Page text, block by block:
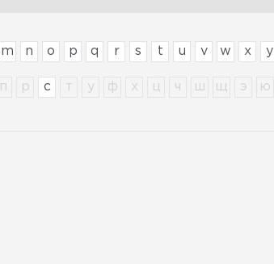
m n o p q r s t u v w x y
п р с т у ф х ц ч ш щ э ю